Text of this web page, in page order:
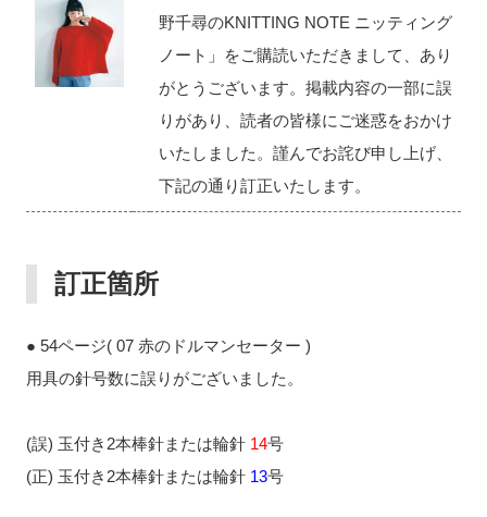
野千尋のKNITTING NOTE ニッティング
ノート」をご購読いただきまして、あり
がとうございます。掲載内容の一部に誤
りがあり、読者の皆様にご迷惑をおかけ
いたしました。謹んでお詫び申し上げ、
下記の通り訂正いたします。
訂正箇所
● 54ページ( 07 赤のドルマンセーター )
用具の針号数に誤りがございました。
(誤) 玉付き2本棒針または輪針 14号
(正) 玉付き2本棒針または輪針 13号